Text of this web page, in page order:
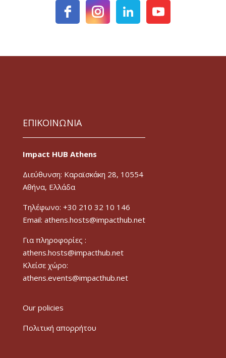
ΕΠΙΚΟΙΝΩΝΙΑ
Impact HUB Athens
Διεύθυνση: Καραϊσκάκη 28, 10554
Αθήνα, Ελλάδα
Τηλέφωνο: +30 210 32 10 146
Email: athens.hosts@impacthub.net
Για πληροφορίες :
athens.hosts@impacthub.net
Κλείσε χώρο:
athens.events@impacthub.net
Our policies
Πολιτική απορρήτου